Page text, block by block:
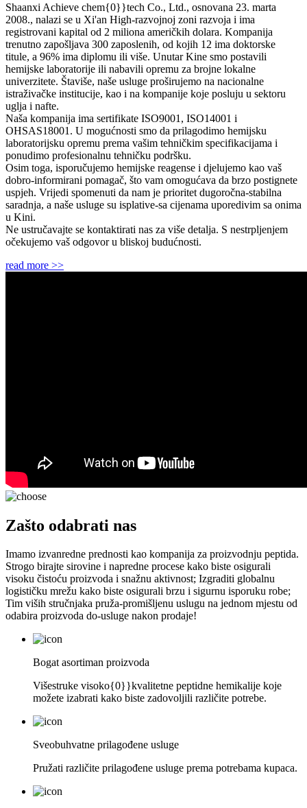
Shaanxi Achieve chem{0}}tech Co., Ltd., osnovana 23. marta
2008., nalazi se u Xi'an High-razvojnoj zoni razvoja i ima
registrovani kapital od 2 miliona američkih dolara. Kompanija
trenutno zapošljava 300 zaposlenih, od kojih 12 ima doktorske
titule, a 96% ima diplomu ili više. Unutar Kine smo postavili
hemijske laboratorije ili nabavili opremu za brojne lokalne
univerzitete. Štaviše, naše usluge proširujemo na nacionalne
istraživačke institucije, kao i na kompanije koje posluju u sektoru
uglja i nafte.
Naša kompanija ima sertifikate ISO9001, ISO14001 i
OHSAS18001. U mogućnosti smo da prilagodimo hemijsku
laboratorijsku opremu prema vašim tehničkim specifikacijama i
ponudimo profesionalnu tehničku podršku.
Osim toga, isporučujemo hemijske reagense i djelujemo kao vaš
dobro-informirani pomagač, što vam omogućava da brzo postignete
uspjeh. Vrijedi spomenuti da nam je prioritet dugoročna-stabilna
saradnja, a naše usluge su isplative-sa cijenama uporedivim sa onima
u Kini.
Ne ustručavajte se kontaktirati nas za više detalja. S nestrpljenjem
očekujemo vaš odgovor u bliskoj budućnosti.
read more >>
Zašto odabrati nas
Imamo izvanredne prednosti kao kompanija za proizvodnju peptida.
Strogo birajte sirovine i napredne procese kako biste osigurali
visoku čistoću proizvoda i snažnu aktivnost; Izgraditi globalnu
logističku mrežu kako biste osigurali brzu i sigurnu isporuku robe;
Tim viših stručnjaka pruža-promišljenu uslugu na jednom mjestu od
odabira proizvoda do-usluge nakon prodaje!
Bogat asortiman proizvoda
Višestruke visoko{0}}kvalitetne peptidne hemikalije koje
možete izabrati kako biste zadovoljili različite potrebe.
Sveobuhvatne prilagođene usluge
Pružati različite prilagođene usluge prema potrebama kupaca.